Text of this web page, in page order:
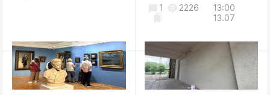
13:00
13.07
1 2226